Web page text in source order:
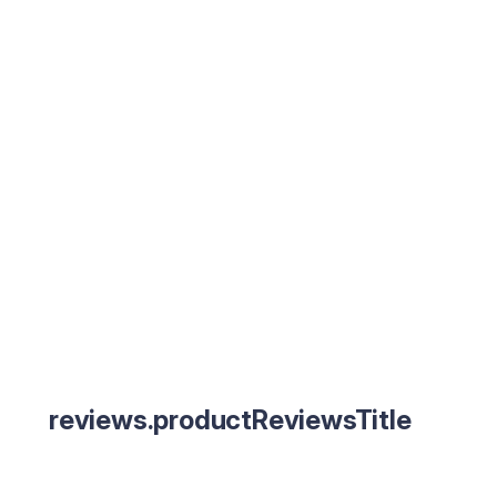
reviews.productReviewsTitle